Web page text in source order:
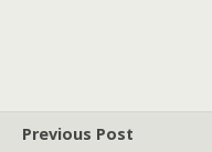
Previous Post